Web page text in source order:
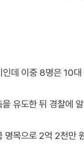
데 이중 8명은 10대
유도한 뒤 경찰에
목으로 2억 2천만